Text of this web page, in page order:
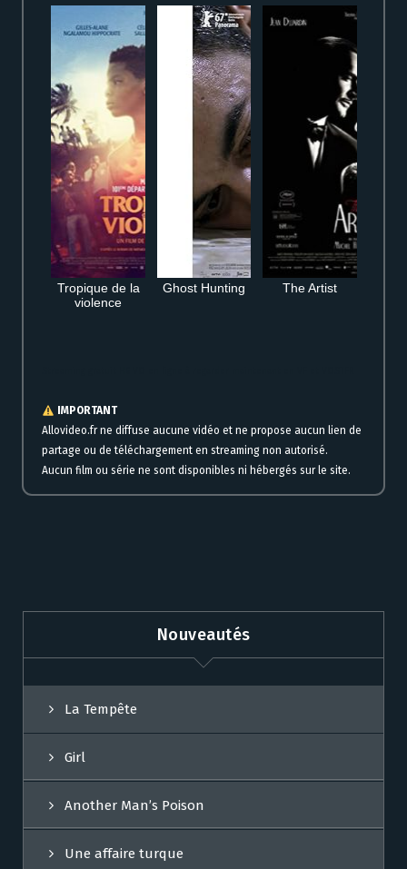
Tropique de la
violence
Ghost Hunting The Artist
IMPORTANT
Allovideo.fr ne diffuse aucune vidéo et ne propose aucun lien de
partage ou de téléchargement en streaming non autorisé.
Aucun film ou série ne sont disponibles ni hébergés sur le site.
Nouveautés
La Tempête
Girl
Another Man’s Poison
Une affaire turque